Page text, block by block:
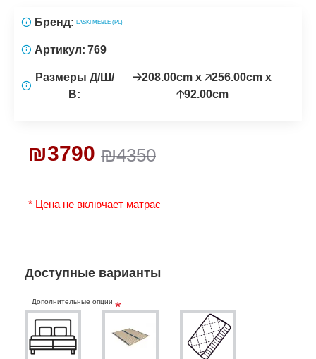
* Цена не включает матрас
₪4350
₪3790
Бренд: LASKI MEBLE (PL)
Артикул: 769
Размеры Д/Ш/
В:
🡢208.00cm x 🡥256.00cm x
🡡92.00cm
Доступные варианты
Дополнительные опции